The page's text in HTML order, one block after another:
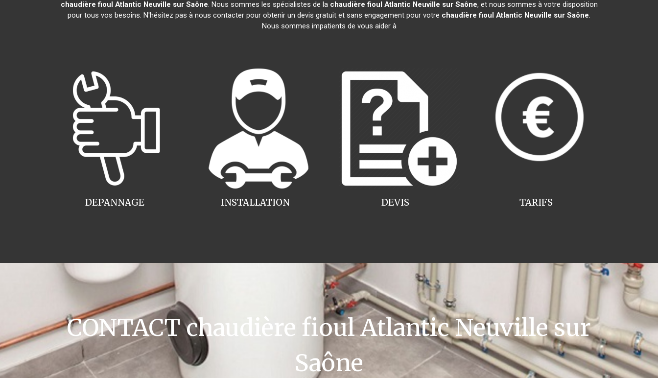
chaudière fioul Atlantic Neuville sur Saône. Nous sommes les spécialistes de la chaudière fioul Atlantic Neuville sur Saône, et nous sommes à votre disposition
pour tous vos besoins. N'hésitez pas à nous contacter pour obtenir un devis gratuit et sans engagement pour votre chaudière fioul Atlantic Neuville sur Saône.
Nous sommes impatients de vous aider à
INSTALLATION
DEPANNAGE TARIFS
DEVIS
CONTACT chaudière fioul Atlantic Neuville sur
Saône